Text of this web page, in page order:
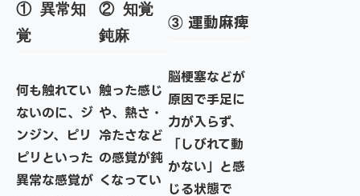
① 異常知
覚
何も触れてい
ないのに、ジ
ンジン、ピリ
ピリといった
異常な感覚が
② 知覚
鈍麻
触った感じ
や、熱さ・
冷たさなど
の感覚が鈍
くなってい
③ 運動麻痺
脳梗塞などが
原因で手足に
力が入らず、
「しびれて動
かない」と感
じる状態で